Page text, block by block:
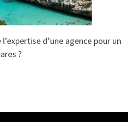
d’une agence pour un
?